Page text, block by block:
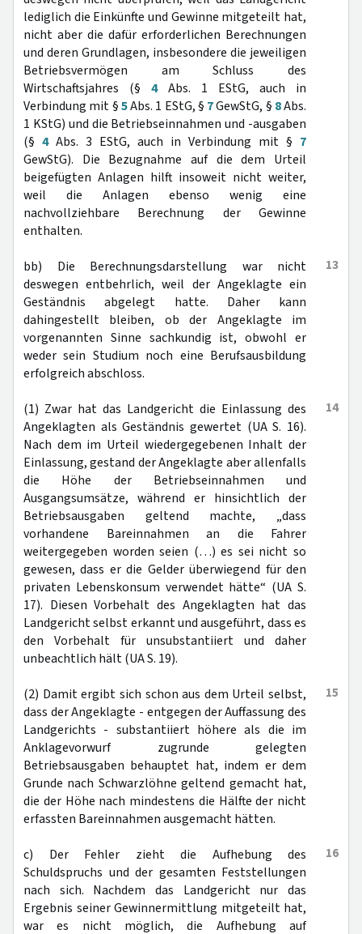
lediglich die Einkünfte und Gewinne mitgeteilt hat,
nicht aber die dafür erforderlichen Berechnungen
und deren Grundlagen, insbesondere die jeweiligen
Betriebsvermögen am Schluss des
Wirtschaftsjahres (§ 4Abs. 1 EStG, auch in
Verbindung mit §5Abs. 1 EStG, § 7GewStG, § 8Abs.
1 KStG) und die Betriebseinnahmen und -ausgaben
(§ 4Abs. 3 EStG, auch in Verbindung mit § 7
GewStG). Die Bezugnahme auf die dem Urteil
beigefügten Anlagen hilft insoweit nicht weiter,
weil die Anlagen ebenso wenig eine
nachvollziehbare Berechnung der Gewinne
enthalten.
13
bb) Die Berechnungsdarstellung war nicht
deswegen entbehrlich, weil der Angeklagte ein
Geständnis abgelegt hatte. Daher kann
dahingestellt bleiben, ob der Angeklagte im
vorgenannten Sinne sachkundig ist, obwohl er
weder sein Studium noch eine Berufsausbildung
erfolgreich abschloss.
14
(1) Zwar hat das Landgericht die Einlassung des
Angeklagten als Geständnis gewertet (UA S. 16).
Nach dem im Urteil wiedergegebenen Inhalt der
Einlassung, gestand der Angeklagte aber allenfalls
die Höhe der Betriebseinnahmen und
Ausgangsumsätze, während er hinsichtlich der
Betriebsausgaben geltend machte, „dass
vorhandene Bareinnahmen an die Fahrer
weitergegeben worden seien (…) es sei nicht so
gewesen, dass er die Gelder überwiegend für den
privaten Lebenskonsum verwendet hätte“ (UA S.
17). Diesen Vorbehalt des Angeklagten hat das
Landgericht selbst erkannt und ausgeführt, dass es
den Vorbehalt für unsubstantiiert und daher
unbeachtlich hält (UA S. 19).
15
(2) Damit ergibt sich schon aus dem Urteil selbst,
dass der Angeklagte - entgegen der Auffassung des
Landgerichts - substantiiert höhere als die im
Anklagevorwurf zugrunde gelegten
Betriebsausgaben behauptet hat, indem er dem
Grunde nach Schwarzlöhne geltend gemacht hat,
die der Höhe nach mindestens die Hälfte der nicht
erfassten Bareinnahmen ausgemacht hätten.
16
c) Der Fehler zieht die Aufhebung des
Schuldspruchs und der gesamten Feststellungen
nach sich. Nachdem das Landgericht nur das
Ergebnis seiner Gewinnermittlung mitgeteilt hat,
war es nicht möglich, die Aufhebung auf